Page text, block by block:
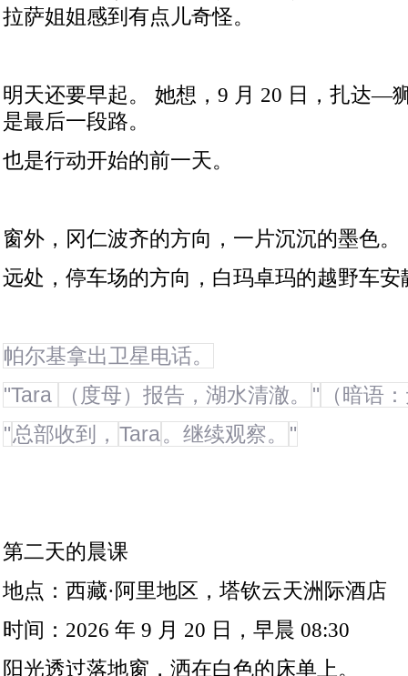
拉萨姐姐感到有点儿奇怪。
明天还要早起。 她想， 9 月 20 日，扎达—
是最后一段路。
也是行动开始的前一天。
窗外，冈仁波齐的方向，一片沉沉的墨色。
远处，停车场的方向，白玛卓玛的越野车
帕尔基拿出卫星电话。
"Tara
（度母）报告，湖水清澈。 "
（暗语
"总部收到， Tara。继续观察。 "
第二天的晨课
地点：西藏·阿里地区，塔钦云天洲际酒店
时间： 2026 年 9 月 20 日，早晨 08:30
阳光透过落地窗，洒在白色的床单上。